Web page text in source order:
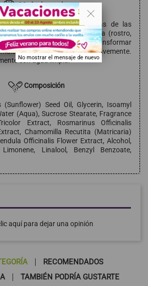
Modo de empleo
cantidad entre las palmas de las
y aplicar sobre la piel seca (rostro,
unas gotas de agua para transformar
lechosa y masajear suavemente.
con agua limpia.
Composición
(Sunflower) Seed Oil, Glycerin, Isoamyl
(Aqua), Sucrose Stearate, Fragrance
Extract, Rosmarinus Officinalis
Chamomilla Recutita (Matricaria)
Officinalis Flower Extract, Alcohol,
Linalool, Benzyl Benzoate,
aquí para dejar una opinión
RECOMENDADOS
TAMBIÉN PODRÍA GUSTARTE
.
No mostrar el mensaje de nuevo